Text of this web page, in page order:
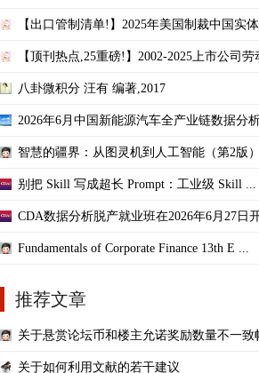
【出口管制清单!】2025年美国制裁中国实体
【顶刊热点,25重磅!】2002-2025上市公司劳
八卦微积分 汪有 编著,2017
2026年6月中国新能源汽车全产业链数据分析
智慧的疆界：从图灵机到人工智能（第2版）
别把 Skill 写成超长 Prompt：工业级 Skill ...
CDA数据分析脱产就业班在2026年6月27日开
Fundamentals of Corporate Finance 13th E ...
推荐文章
关于悬赏论坛币和楼主允诺奖励数量不一致
关于如何利用文献的若干建议